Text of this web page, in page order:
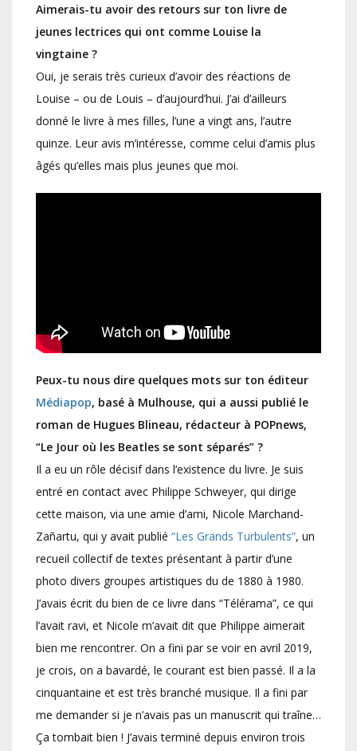
Aimerais-tu avoir des retours sur ton livre de
jeunes lectrices qui ont comme Louise la
vingtaine ?
Oui, je serais très curieux d’avoir des réactions de
Louise – ou de Louis – d’aujourd’hui. J’ai d’ailleurs
donné le livre à mes filles, l’une a vingt ans, l’autre
quinze. Leur avis m’intéresse, comme celui d’amis plus
âgés qu’elles mais plus jeunes que moi.
Peux-tu nous dire quelques mots sur ton éditeur
Médiapop, basé à Mulhouse, qui a aussi publié le
roman de Hugues Blineau, rédacteur à POPnews,
“Le Jour où les Beatles se sont séparés” ?
Il a eu un rôle décisif dans l’existence du livre. Je suis
entré en contact avec Philippe Schweyer, qui dirige
cette maison, via une amie d’ami, Nicole Marchand-
Zañartu, qui y avait publié “Les Grands Turbulents”, un
recueil collectif de textes présentant à partir d’une
photo divers groupes artistiques du de 1880 à 1980.
J’avais écrit du bien de ce livre dans “Télérama”, ce qui
l’avait ravi, et Nicole m’avait dit que Philippe aimerait
bien me rencontrer. On a fini par se voir en avril 2019,
je crois, on a bavardé, le courant est bien passé. Il a la
cinquantaine et est très branché musique. Il a fini par
me demander si je n’avais pas un manuscrit qui traîne…
Ça tombait bien ! J’avais terminé depuis environ trois